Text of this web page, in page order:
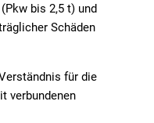
bis 2,5 t) und
Schäden
für die
verbundenen